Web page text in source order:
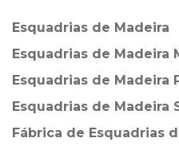
Esquadrias de Madeira⁠
Esquadrias de Madeira
Esquadrias de Madeira
Esquadrias de Madeira
Fábrica de Esquadrias